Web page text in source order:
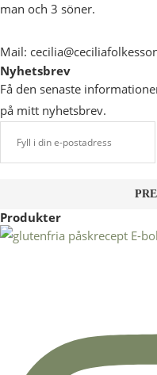
man och 3 söner.
Mail:
Nyhetsbrev
Få den senaste
på mitt nyhetsbrev.
Produkter
E-